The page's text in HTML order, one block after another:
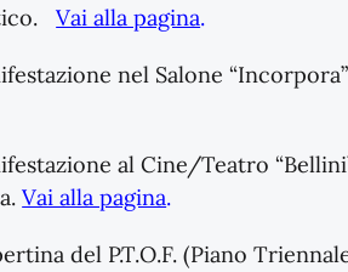
Vai alla pagina.
nel Salone “Incorpora”
al Cine/Teatro
Vai alla pagina.
del P.T.O.F. (Piano